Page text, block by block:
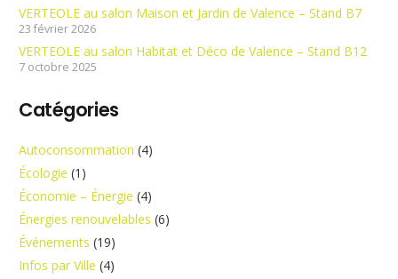
VERTEOLE au salon Maison et Jardin de Valence – Stand B7
23 février 2026
VERTEOLE au salon Habitat et Déco de Valence – Stand B12
7 octobre 2025
Catégories
Autoconsommation (4)
Écologie (1)
Économie – Énergie (4)
Énergies renouvelables (6)
Événements (19)
Infos par Ville (4)